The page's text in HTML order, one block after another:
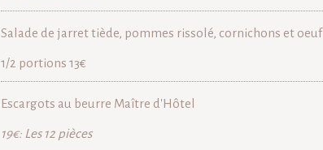
Salade de jarret tiède, pommes rissolé, cornichons et oeuf
1/2 portions 13€
Escargots au beurre Maître d'Hôtel
19€: Les 12 pièces